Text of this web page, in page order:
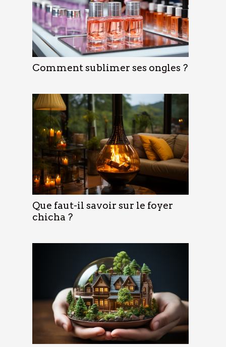
Comment sublimer ses ongles ?
Que faut-il savoir sur le foyer
chicha ?